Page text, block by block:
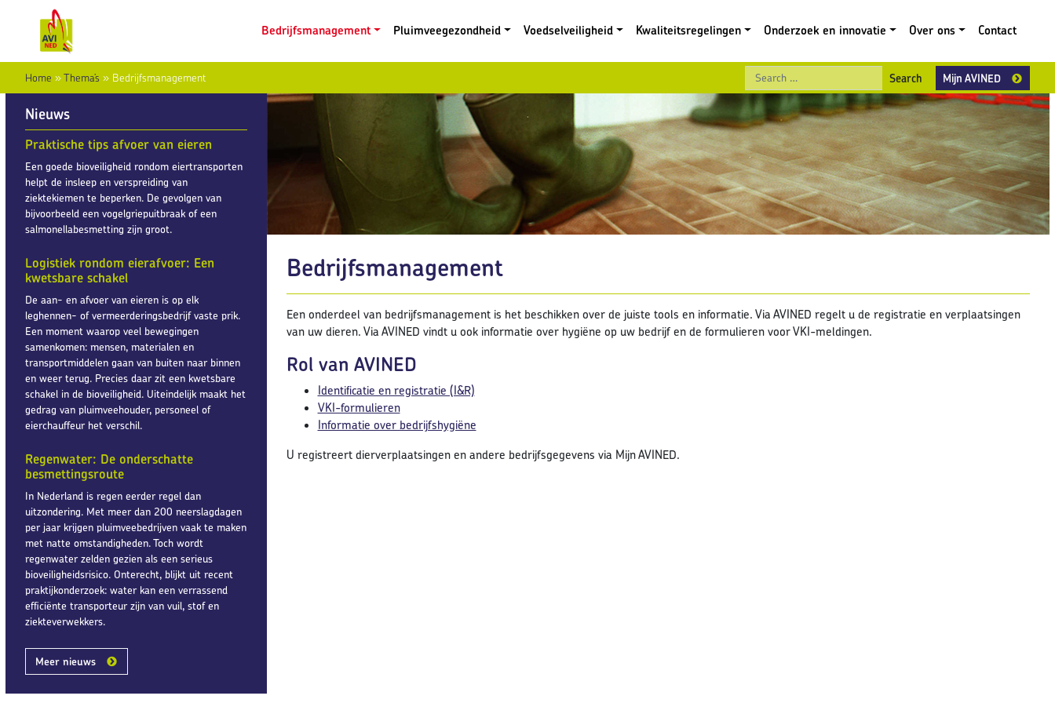
Bedrijfsmanagement
Pluimveegezondheid Voedselveiligheid Kwaliteitsregelingen Onderzoek en innovatie Over ons Contact
Home »Thema’s » Bedrijfsmanagement Search
Mijn AVINED
Nieuws
Praktische tips afvoer van eieren
Een goede bioveiligheid rondom eiertransporten
helpt de insleep en verspreiding van
ziektekiemen te beperken. De gevolgen van
bijvoorbeeld een vogelgriepuitbraak of een
salmonellabesmetting zijn groot.
Logistiek rondom eierafvoer: Een
kwetsbare schakel
De aan- en afvoer van eieren is op elk
leghennen- of vermeerderingsbedrijf vaste prik.
Een moment waarop veel bewegingen
samenkomen: mensen, materialen en
transportmiddelen gaan van buiten naar binnen
en weer terug. Precies daar zit een kwetsbare
schakel in de bioveiligheid. Uiteindelijk maakt het
gedrag van pluimveehouder, personeel of
eierchauffeur het verschil.
Regenwater: De onderschatte
besmettingsroute
In Nederland is regen eerder regel dan
uitzondering. Met meer dan 200 neerslagdagen
per jaar krijgen pluimveebedrijven vaak te maken
met natte omstandigheden. Toch wordt
regenwater zelden gezien als een serieus
bioveiligheidsrisico. Onterecht, blijkt uit recent
praktijkonderzoek: water kan een verrassend
efficiënte transporteur zijn van vuil, stof en
ziekteverwekkers.
Meer nieuws
Bedrijfsmanagement
Een onderdeel van bedrijfsmanagement is het beschikken over de juiste tools en informatie. Via AVINED regelt u de registratie en verplaatsingen
van uw dieren. Via AVINED vindt u ook informatie over hygiëne op uw bedrijf en de formulieren voor VKI-meldingen.
Rol van AVINED
Identificatie en registratie (I&R)
VKI-formulieren
Informatie over bedrijfshygiëne
U registreert dierverplaatsingen en andere bedrijfsgegevens via Mijn AVINED.